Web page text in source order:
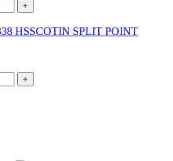
+
HSSCOTIN SPLIT POINT
+